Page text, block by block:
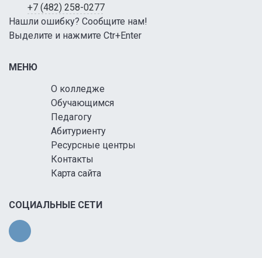
+7 (482) 258-0277
Нашли ошибку? Сообщите нам!
Выделите и нажмите Ctr+Enter
МЕНЮ
О колледже
Обучающимся
Педагогу
Абитуриенту
Ресурсные центры
Контакты
Карта сайта
СОЦИАЛЬНЫЕ СЕТИ